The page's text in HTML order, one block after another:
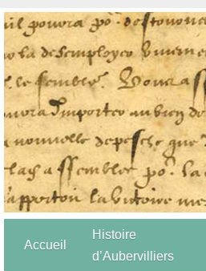
Accueil
Histoire
d’Aubervilliers